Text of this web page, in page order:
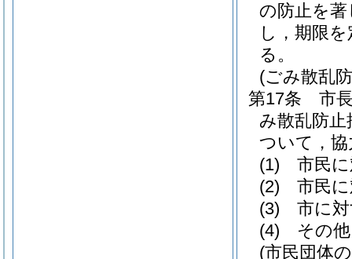
の防止を
し，期限
る。
(ごみ散乱
第17条
市
み散乱防
ついて，
(1)
市民
(2)
市民
(3)
市に
(4)
その
(市民団体